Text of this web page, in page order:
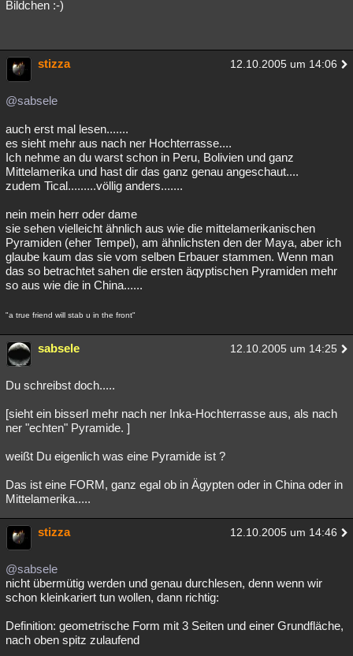
Bildchen :-)
stizza 12.10.2005 um 14:06
@sabsele
auch erst mal lesen.......
es sieht mehr aus nach ner Hochterrasse....
Ich nehme an du warst schon in Peru, Bolivien und ganz
Mittelamerika und hast dir das ganz genau angeschaut....
zudem Tical.........völlig anders.......
nein mein herr oder dame
sie sehen vielleicht ähnlich aus wie die mittelamerikanischen
Pyramiden (eher Tempel), am ähnlichsten den der Maya, aber ich
glaube kaum das sie vom selben Erbauer stammen. Wenn man
das so betrachtet sahen die ersten äqyptischen Pyramiden mehr
so aus wie die in China......
"a true friend will stab u in the front"
sabsele 12.10.2005 um 14:25
Du schreibst doch.....
[sieht ein bisserl mehr nach ner Inka-Hochterrasse aus, als nach
ner "echten" Pyramide. ]
weißt Du eigenlich was eine Pyramide ist ?
Das ist eine FORM, ganz egal ob in Ägypten oder in China oder in
Mittelamerika.....
stizza 12.10.2005 um 14:46
@sabsele
nicht übermütig werden und genau durchlesen, denn wenn wir
schon kleinkariert tun wollen, dann richtig:
Definition: geometrische Form mit 3 Seiten und einer Grundfläche,
nach oben spitz zulaufend